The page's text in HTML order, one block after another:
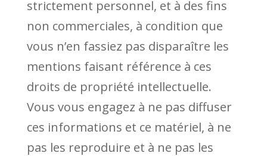
strictement personnel, et à des fins
non commerciales, à condition que
vous n’en fassiez pas disparaître les
mentions faisant référence à ces
droits de propriété intellectuelle.
Vous vous engagez à ne pas diffuser
ces informations et ce matériel, à ne
pas les reproduire et à ne pas les